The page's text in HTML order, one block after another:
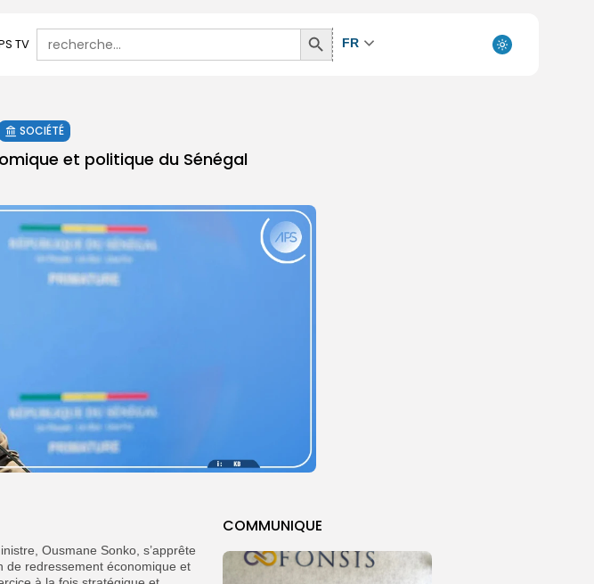
TV
Search
for:
Search
Button
FR
SOCIÉTÉ
et politique du Sénégal
COMMUNIQUE
Ousmane Sonko, s’apprête
de redressement économique et